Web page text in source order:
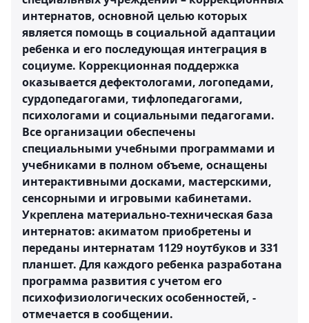
интернатов, основной целью которых
является помощь в социальной адаптации
ребенка и его последующая интеграция в
социуме. Коррекционная поддержка
оказывается дефектологами, логопедами,
сурдопедагогами, тифлопедагогами,
психологами и социальными педагогами.
Все организации обеспечены
специальными учебными программами и
учебниками в полном объеме, оснащены
интерактивными досками, мастерскими,
сенсорными и игровыми кабинетами.
Укреплена материально-техническая база
интернатов: акиматом приобретены и
переданы интернатам 1129 ноутбуков и 331
планшет. Для каждого ребенка разработана
программа развития с учетом его
психофизиологических особенностей, -
отмечается в сообщении.